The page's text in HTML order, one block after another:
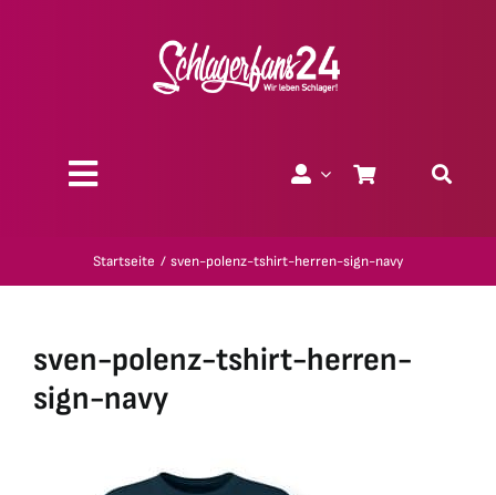
Toggle
Geschenk-Gutscheine
Startseite sven-polenz-tshirt-herren-sign-navy
sven-polenz-tshirt-herren-
sign-navy